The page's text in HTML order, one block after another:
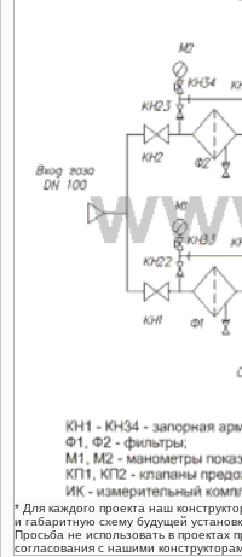
* Для каждого проекта наш
и габаритную схему будущей
Просьба не использовать в
согласования с нашими